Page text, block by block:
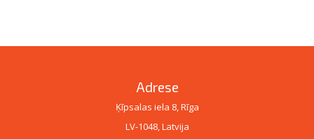
Adrese
Ķīpsalas iela 8, Rīga
LV-1048, Latvija